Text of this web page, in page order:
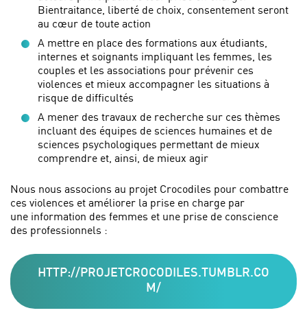
Bientraitance, liberté de choix, consentement seront
au cœur de toute action
A mettre en place des formations aux étudiants,
internes et soignants impliquant les femmes, les
couples et les associations pour prévenir ces
violences et mieux accompagner les situations à
risque de difficultés
A mener des travaux de recherche sur ces thèmes
incluant des équipes de sciences humaines et de
sciences psychologiques permettant de mieux
comprendre et, ainsi, de mieux agir
Nous nous associons au projet Crocodiles pour combattre
ces violences et améliorer la prise en charge par
une information des femmes et une prise de conscience
des professionnels :
HTTP://PROJETCROCODILES.TUMBLR.CO
M/